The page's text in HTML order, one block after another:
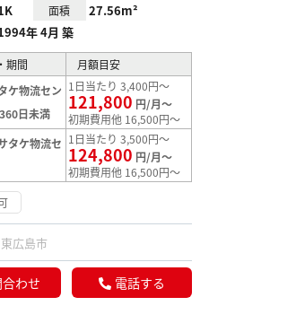
面積 27.56m²
年 4月 築
期間
月額目安
ケ物流セン
日未満
1日当たり 3,400円～
121,800 円/月～
初期費用他 16,500円～
タケ物流セ 1日当たり 3,500円～
124,800 円/月～
初期費用他 16,500円～
東広島市
わせ 電話する